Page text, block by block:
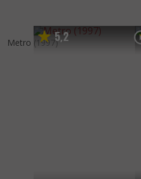
5,2
Metro (1997)